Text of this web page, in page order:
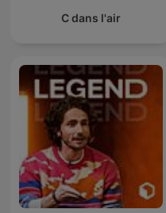
C dans l'air